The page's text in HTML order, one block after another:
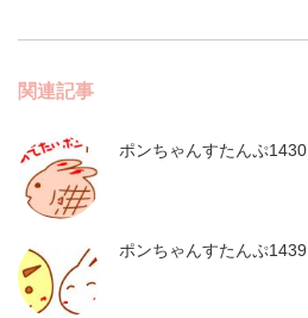
関連記事
ポンちゃんすたんぷ1430
ポンちゃんすたんぷ1439